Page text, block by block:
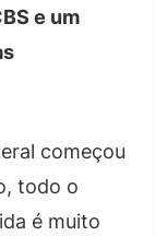
e um
começou
todo o
é muito